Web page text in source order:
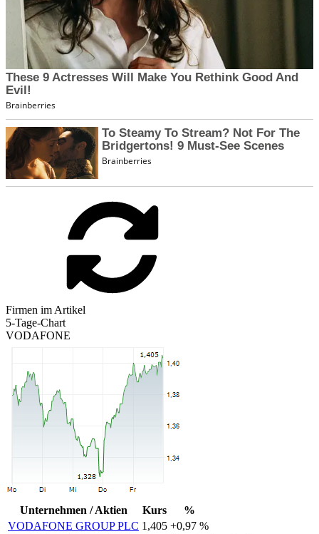
Firmen im Artikel
5-Tage-Chart
VODAFONE
Unternehmen / Aktien Kurs
%
VODAFONE GROUP PLC 1,405 +0,97 %